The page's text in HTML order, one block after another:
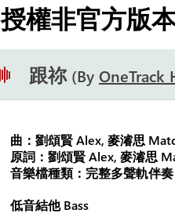
授權非官方版
跟祢 By OneTrack
曲：劉頌賢 Alex, 麥濬思
原詞：劉頌賢 Alex, 麥濬思
音樂檔種類：完整多聲軌伴
低音結他 Bass